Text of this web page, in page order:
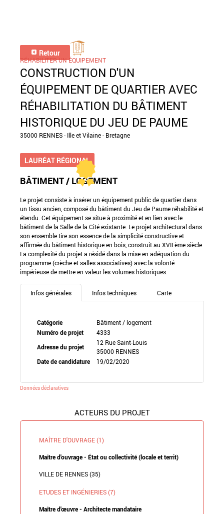
Retour
RÉHABILITER UN ÉQUIPEMENT
CONSTRUCTION D'UN
ÉQUIPEMENT DE QUARTIER AVEC
RÉHABILITATION DU BÂTIMENT
HISTORIQUE DU JEU DE PAUME
35000 RENNES - Ille et Vilaine - Bretagne
LAURÉAT RÉGIONAL
BÂTIMENT / LOGEMENT
Le projet consiste à insérer un équipement public de quartier dans
un tissu ancien, composé du bâtiment du Jeu de Paume réhabilité et
étendu. Cet équipement se situe à proximité et en lien avec le
bâtiment de la Salle de la Cité existante. Le projet architectural dans
son ensemble tire son essence de la simplicité constructive et
affirmée du bâtiment historique en bois, construit au XVII ème siècle.
La complexité du projet a résidé dans la mise en adéquation du
programme (crèche et salles associatives) avec la volonté
impérieuse de mettre en valeur les volumes historiques.
Infos générales Infos techniques Carte
Catégorie
Bâtiment / logement
Numéro de projet
4333
Adresse du projet
12 Rue Saint-Louis
35000 RENNES
Date de candidature
19/02/2020
Données déclaratives
ACTEURS DU PROJET
MAÎTRE D'OUVRAGE (1)
Maître d'ouvrage - État ou collectivité (locale et territ)
VILLE DE RENNES (35)
ETUDES ET INGÉNIERIES (7)
Maître d'œuvre - Architecte mandataire